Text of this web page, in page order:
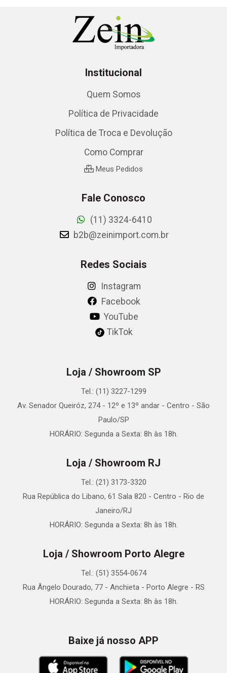
Institucional
Quem Somos
Política de Privacidade
Política de Troca e Devolução
Como Comprar
Meus Pedidos
Fale Conosco
(11) 3324-6410
b2b@zeinimport.com.br
Redes Sociais
Instagram
Facebook
YouTube
TikTok
Loja / Showroom SP
Tel.: (11) 3227-1299
Av. Senador Queiróz, 274 - 12º e 13º andar - Centro - São
Paulo/SP
HORÁRIO: Segunda a Sexta: 8h às 18h.
Loja / Showroom RJ
Tel.: (21) 3173-3320
Rua República do Libano, 61 Sala 820 - Centro - Rio de
Janeiro/RJ
HORÁRIO: Segunda a Sexta: 8h às 18h.
Loja / Showroom Porto Alegre
Tel.: (51) 3554-0674
Rua Ângelo Dourado, 77 - Anchieta - Porto Alegre - RS
HORÁRIO: Segunda a Sexta: 8h às 18h.
Baixe já nosso APP